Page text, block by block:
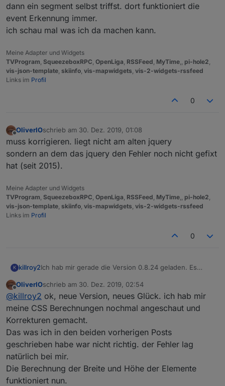
dann ein segment selbst triffst. dort funktioniert die
event Erkennung immer.
ich schau mal was ich da machen kann.
Meine Adapter und Widgets
TVProgram SqueezeboxRPC OpenLiga RSSFeed MyTime pi-hole2
vis-json-template skiinfo vis-mapwidgets vis-2-widgets-rssfeed
Links im Profil
0
Offline
OliverIOschrieb am 30. Dez. 2019, 01:08
zuletzt editiert von
muss korrigieren. liegt nicht am alten jquery
sondern an dem das jquery den Fehler noch nicht gefixt
hat (seit 2015).
Meine Adapter und Widgets
TVProgram SqueezeboxRPC OpenLiga RSSFeed MyTime pi-hole2
vis-json-template skiinfo vis-mapwidgets vis-2-widgets-rssfeed
Links im Profil
0
K killroy2Ich hab mir gerade die Version 0.8.24 geladen. Es
grünen Balken wird die Eingabe verworfen.
Oder muss ich noch zusätzlich etwas beachten damit
das Widget ein Update erfährt?
Offline
OliverIOschrieb am 30. Dez. 2019, 02:54
zuletzt editiert von
@killroy2 ok, neue Version, neues Glück. ich hab mir
meine CSS Berechnungen nochmal angeschaut und
Korrekturen gemacht.
Das was ich in den beiden vorherigen Posts
geschrieben habe war nicht richtig. der Fehler lag
natürlich bei mir.
Die Berechnung der Breite und Höhe der Elemente
funktioniert nun.